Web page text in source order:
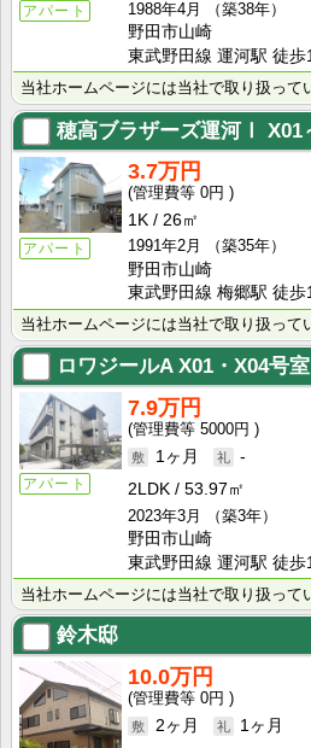
アパート
1988年4月
（築38年）
野田市山崎
東武野田線 運河駅 徒歩
穂高ブラザーズ運河Ⅰ X01
アパート
3.7万円
0円
1K
26㎡
1991年2月
（築35年）
野田市山崎
東武野田線 梅郷駅 徒歩
ロワジールAX01・X04号室
アパート
7.9万円
5000円
1ヶ月
-
2LDK
53.97㎡
2023年3月
（築3年）
野田市山崎
東武野田線 運河駅 徒歩
鈴木邸
10.0万円
0円
2ヶ月
1ヶ月